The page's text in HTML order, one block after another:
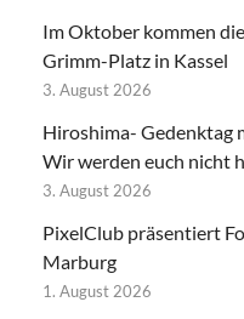
Im Oktober kommen
Grimm-Platz in Kassel
3. August 2026
Hiroshima- Gedenktag
Wir werden euch nicht
3. August 2026
PixelClub präsentiert
Marburg
1. August 2026